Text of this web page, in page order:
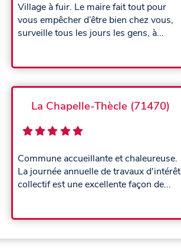
Village à fuir. Le maire fait tout pour
vous empêcher d’être bien chez vous,
surveille tous les jours les gens, à...
La Chapelle-Thècle (71470)
Commune accueillante et chaleureuse.
La journée annuelle de travaux d'intérêt
collectif est une excellente façon de...